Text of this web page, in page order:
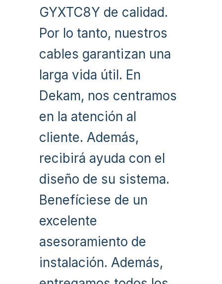
GYXTC8Y de calidad.
Por lo tanto, nuestros
cables garantizan una
larga vida útil. En
Dekam, nos centramos
en la atención al
cliente. Además,
recibirá ayuda con el
diseño de su sistema.
Benefíciese de un
excelente
asesoramiento de
instalación. Además,